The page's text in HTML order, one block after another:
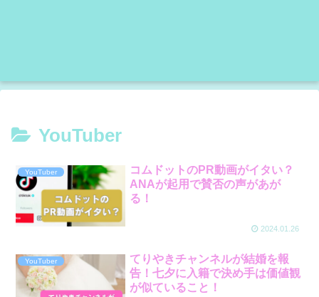
YouTuber
YouTuber
コムドットのPR動画がイタい？
ANAが起用で賛否の声があが
る！
2024.01.26
YouTuber
てりやきチャンネルが結婚を報
告！七夕に入籍で決め手は価値観
が似ていること！